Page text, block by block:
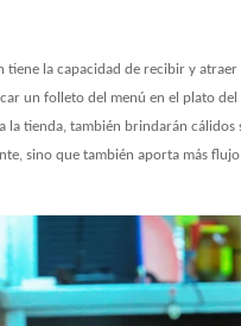
tiene la capacidad de recibir y
un folleto del menú en el plato
la tienda, también brindarán
sino que también aporta más